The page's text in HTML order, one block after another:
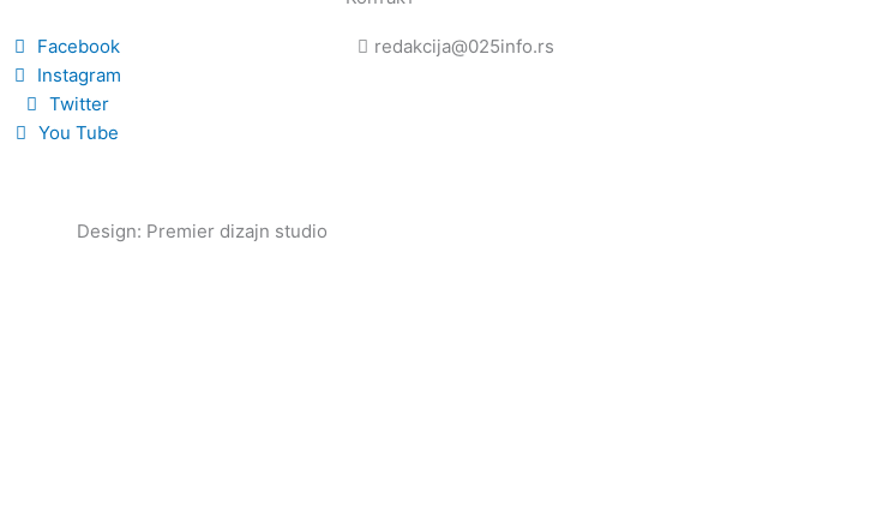
Facebook
Instagram
Twitter
You Tube
redakcija@025info.rs
Design: Premier dizajn studio